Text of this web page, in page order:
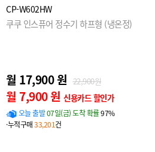
CP-W602HW
쿠쿠 인스퓨어 정수기 하프형 (냉온정)
월 17,900 원 22,900원
월 7,900 원 신용카드 할인가
오늘 출발07일(금) 도착 확률97%
·누적구매33,201건